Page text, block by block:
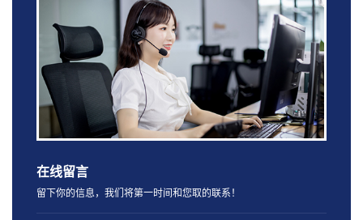
在线留言
留下你的信息，我们将第一时间和您取的联系！